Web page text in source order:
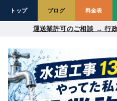
運送業許可のご相談 → 行
トップ ブログ 料金表